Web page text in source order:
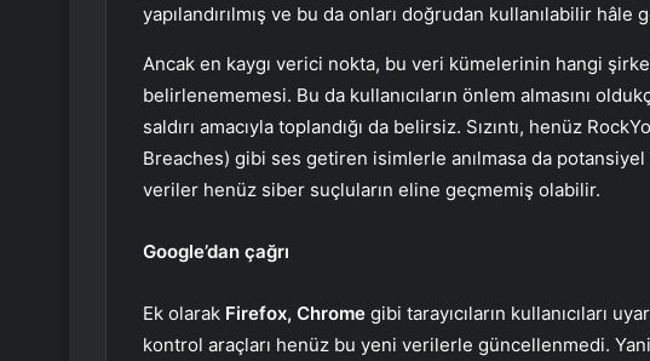
yapılandırılmış ve bu da onları doğrudan kullanılabilir hâle
Ancak en kaygı verici nokta, bu veri kümelerinin hangi
belirlenememesi. Bu da kullanıcıların önlem almasını
saldırı amacıyla toplandığı da belirsiz. Sızıntı, henüz
Breaches) gibi ses getiren isimlerle anılmasa da
veriler henüz siber suçluların eline geçmemiş olabilir.
Google’dan çağrı
Ek olarak Firefox, Chrome gibi tarayıcıların kullanıcıları
kontrol araçları henüz bu yeni verilerle güncellenmedi. Yani